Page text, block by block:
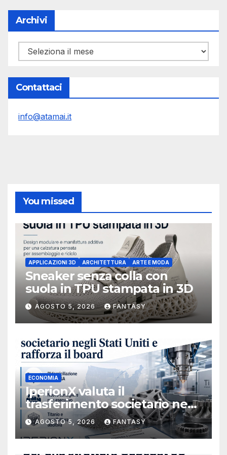
Archivi
Archivi
Contattaci
info@atamai.it
You missed
APPLICAZIONI 3D ARCHITETTURA ARTE E MODA
Sneaker senza colla con
suola in TPU stampata in 3D
AGOSTO 5, 2026 FANTASY
ECONOMIA
IperionX valuta il
trasferimento societario negli
Stati Uniti e rafforza il board,
ha nominato Michael J.
Loparco amministratore
AGOSTO 5, 2026 FANTASY